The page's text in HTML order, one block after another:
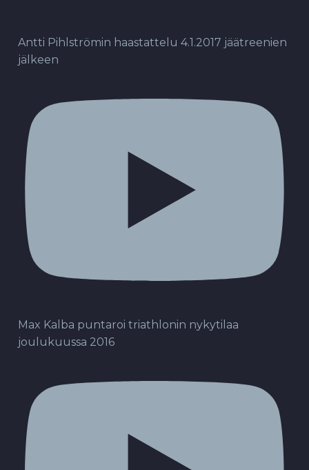
Antti Pihlströmin haastattelu 4.1.2017 jäätreenien
jälkeen
Max Kalba puntaroi triathlonin nykytilaa
joulukuussa 2016